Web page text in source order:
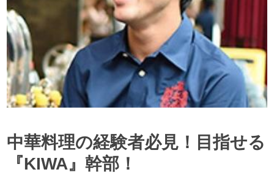
中華料理の経験者必見！目指せる
『KIWA』幹部！